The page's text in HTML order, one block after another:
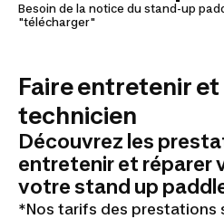
Besoin de la notice du stand-up
"télécharger"
Faire entretenir
technicien
Découvrez les
entretenir et réparer
votre stand up
*Nos tarifs des prestations